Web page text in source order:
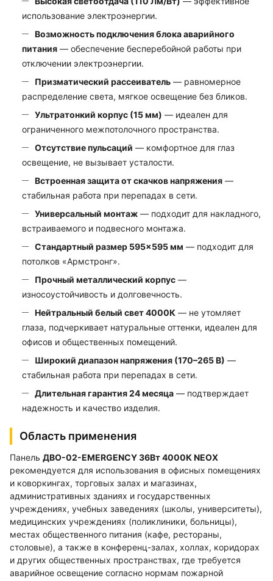
использование электроэнергии.
Возможность подключения блока аварийного
питания — обеспечение бесперебойной работы при
отключении электроэнергии.
Призматический рассеиватель — равномерное
распределение света, мягкое освещение без бликов.
Ультратонкий корпус (15 мм) — идеален для
ограниченного межпотолочного пространства.
Отсутствие пульсаций — комфортное для глаз
освещение, не вызывает усталости.
Встроенная защита от скачков напряжения —
стабильная работа при перепадах в сети.
Универсальный монтаж — подходит для накладного,
встраиваемого и подвесного монтажа.
Стандартный размер 595×595 мм — подходит для
потолков «Армстронг».
Прочный металлический корпус —
износоустойчивость и долговечность.
Нейтральный белый свет 4000К — не утомляет
глаза, подчеркивает натуральные оттенки, идеален для
офисов и общественных помещений.
Широкий диапазон напряжения (170–265 В) —
стабильная работа при перепадах в сети.
Длительная гарантия 24 месяца — подтверждает
надежность и качество изделия.
Область применения
Панель ДВО-02-EMERGENCY 36Вт 4000К NEOX
рекомендуется для использования в офисных помещениях
и коворкингах, торговых залах и магазинах,
административных зданиях и государственных
учреждениях, учебных заведениях (школы, университеты),
медицинских учреждениях (поликлиники, больницы),
местах общественного питания (кафе, рестораны,
столовые), а также в конференц-залах, холлах, коридорах
и других общественных пространствах, где требуется
аварийное освещение согласно нормам пожарной